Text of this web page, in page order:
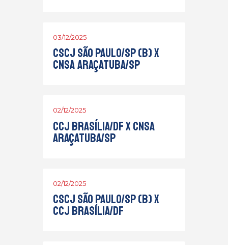
03/12/2025
CSCJ São Paulo/SP (B) x
CNSA Araçatuba/SP
02/12/2025
CCJ Brasília/DF x CNSA
Araçatuba/SP
02/12/2025
CSCJ São Paulo/SP (B) x
CCJ Brasília/DF